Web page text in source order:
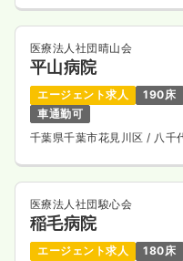
日勤のみ（常勤）
給与 26.1万円/月
※経験4年の例
時間 8:30～17:30
日曜休み
ブランク可
気になる
医療法人社団晴山会
平山病院
エージェント求人 190床
車通勤可
千葉県千葉市花見川区/ 八千
医療法人社団駿心会
稲毛病院
エージェント求人 180床